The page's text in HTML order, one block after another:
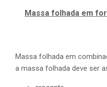
Massa folhada em
Massa folhada em
a massa folhada deve ser